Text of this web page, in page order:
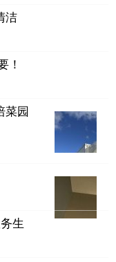
清洁
！
菜园
生